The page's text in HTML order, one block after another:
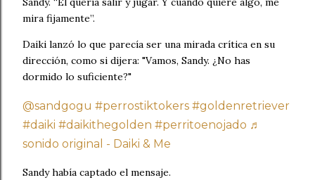
mira fijamente”.
Daiki lanzó lo que parecía ser una mirada crítica en su
dirección, como si dijera: "Vamos, Sandy. ¿No has
dormido lo suficiente?"
@sandgogu #perrostiktokers #goldenretriever
#daiki #daikithegolden #perritoenojado ♬
sonido original - Daiki & Me
Sandy había captado el mensaje.